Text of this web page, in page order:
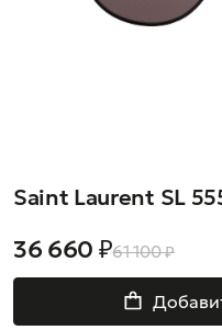
Saint Laurent SL
36 660 ₽61 100 ₽